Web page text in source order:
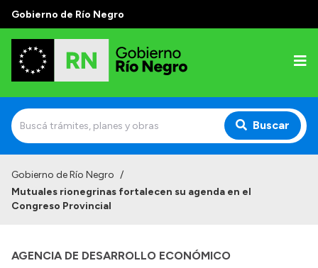
Gobierno de Río Negro
Buscar
Autoridades
Autoridades y Organismos
Gobierno de Río Negro /
Mutuales rionegrinas fortalecen su agenda en el
Congreso Provincial
AGENCIA DE DESARROLLO ECONÓMICO